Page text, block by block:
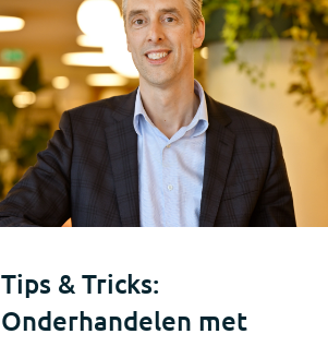
Tips & Tricks:
Onderhandelen met